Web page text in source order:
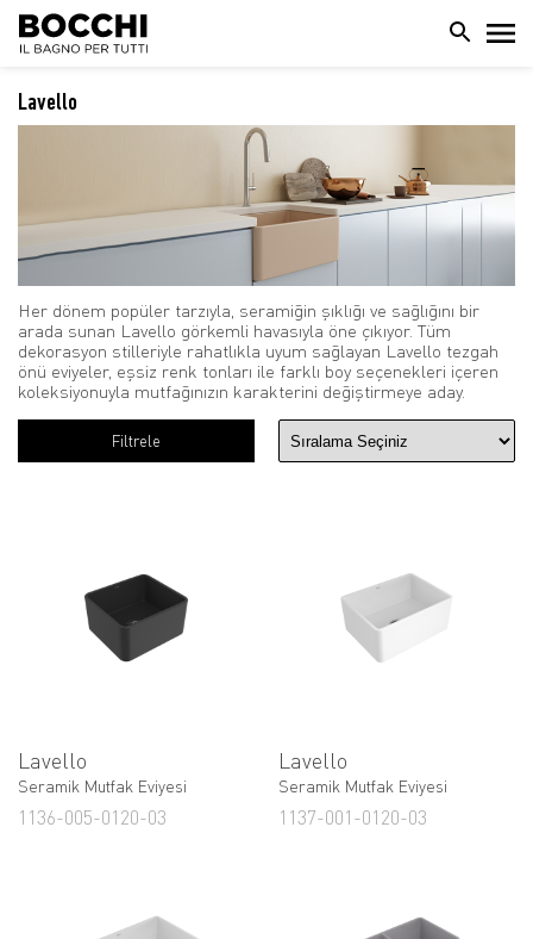
Lavello
Her dönem popüler tarzıyla, seramiğin şıklığı ve sağlığını bir
arada sunan Lavello görkemli havasıyla öne çıkıyor. Tüm
dekorasyon stilleriyle rahatlıkla uyum sağlayan Lavello tezgah
önü eviyeler, eşsiz renk tonları ile farklı boy seçenekleri içeren
koleksiyonuyla mutfağınızın karakterini değiştirmeye aday.
Filtrele
Lavello
Seramik Mutfak Eviyesi
1136-005-0120-03
Lavello
Seramik Mutfak Eviyesi
1137-001-0120-03